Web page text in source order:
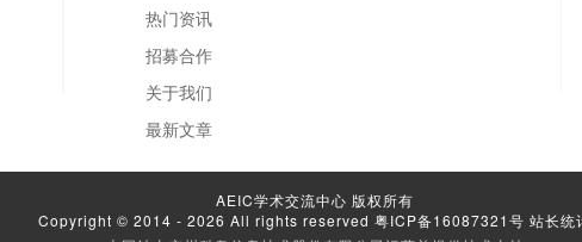
热门资讯
招募合作
关于我们
最新文章
AEIC学术交流中心 版权所有
Copyright © 2014 - 2026 All rights reserved 粤ICP备16087321号 站长统